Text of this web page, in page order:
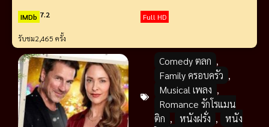
IMDb 7.2 Full HD
รับชม2,465 ครั้ง
Comedy ตลก ,
Family ครอบครัว ,
Musical เพลง ,
Romance รักโรแมน
ติก , หนังฝรั่ง ,
หนัง